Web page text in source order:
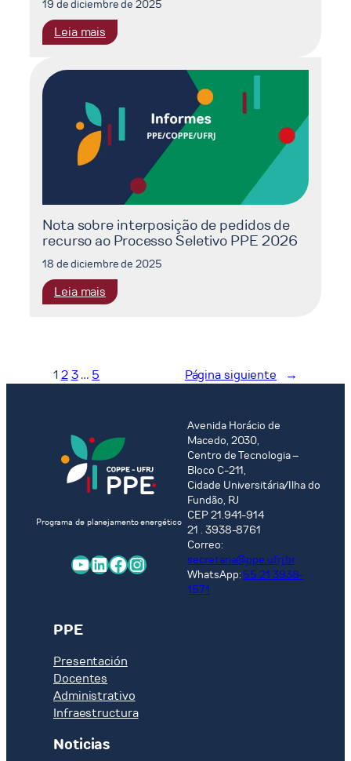
19 de diciembre de 2025
Leia mais
Resultados
dos
Requerimentos
Reconsideração
Processo
Seletivo
2026
Nota sobre interposição de pedidos de
recurso ao Processo Seletivo PPE 2026
18 de diciembre de 2025
Leia mais
Nota
Processo
Seletivo
PPE
2026
1 23… 5 Página siguiente →
Programa de planejamento energético
YouTube LinkedIn Facebook Instagram
Avenida Horácio de
Macedo, 2030,
Centro de Tecnologia –
Bloco C-211,
Cidade Universitária/Ilha do
Fundão, RJ
CEP 21.941-914
21 . 3938-8761
Correo:
secretaria@ppe.ufrj.br
WhatsApp: 55 21 3938-
1571
PPE
Presentación
Docentes
Administrativo
Infraestructura
Noticias